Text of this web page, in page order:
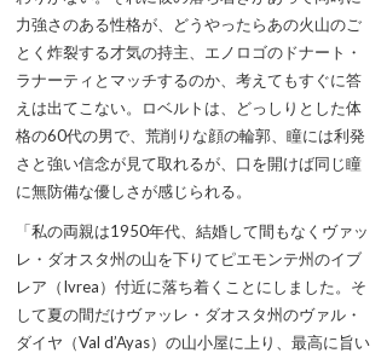
力強さのある性格が、どうやったらあの火山のご
とく炸裂する才気の持主、エノロゴのドナート・
ラナーティとマッチするのか、考えてもすぐに答
えは出てこない。ロベルトは、どっしりとした体
格の60代の男で、荒削りな顔の輪郭、瞳には利発
さと強い信念が見て取れるが、口を開けば同じ瞳
に無防備な優しさが感じられる。
「私の両親は1950年代、結婚して間もなくヴァッ
レ・ダオスタ州の山を下りてピエモンテ州のイブ
レア（Ivrea）付近に落ち着くことにしました。そ
して夏の間だけヴァッレ・ダオスタ州のヴァル・
ダイヤ（Val d’Ayas）の山小屋に上り、最高に旨い